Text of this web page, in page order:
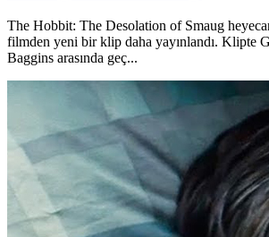
The Hobbit: The Desolation of Smaug
filmden yeni bir klip daha yayınlandı. Klipte
Baggins arasında geç...